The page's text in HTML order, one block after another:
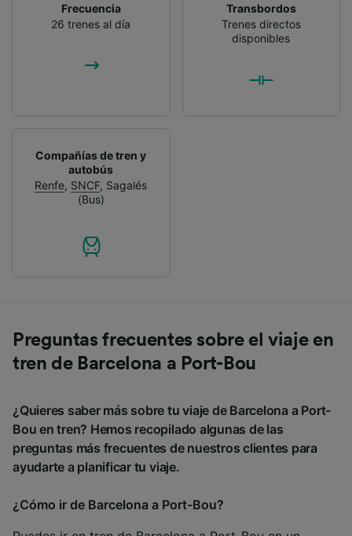
Frecuencia
26 trenes al día
Transbordos
Trenes directos
disponibles
Compañías de tren y
autobús
Renfe, SNCF, Sagalés
(Bus)
Preguntas frecuentes sobre el viaje en
tren de Barcelona a Port-Bou
¿Quieres saber más sobre tu viaje de Barcelona a Port-
Bou en tren? Hemos recopilado algunas de las
preguntas más frecuentes de nuestros clientes para
ayudarte a planificar tu viaje.
¿Cómo ir de Barcelona a Port-Bou?